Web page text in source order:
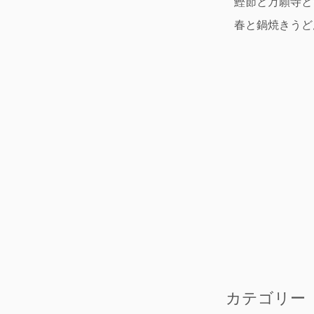
春と鍋焼きうど
カテゴリー